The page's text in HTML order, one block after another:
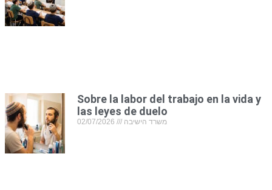
Sobre la labor del trabajo en la vida y
las leyes de duelo
משרד הישיבה 02/07/2026